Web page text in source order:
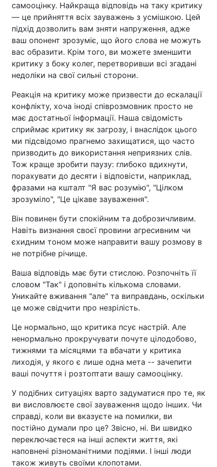
самооцінку. Найкраща відповідь на таку критику
— це прийняття всіх зауважень з усмішкою. Цей
підхід дозволить вам зняти напруження, адже
ваш опонент зрозуміє, що його слова не можуть
вас образити. Крім того, ви можете зменшити
критику з боку колег, перетворивши всі згадані
недоліки на свої сильні сторони.
Реакція на критику може призвести до ескалації
конфлікту, хоча іноді співрозмовник просто не
має достатньої інформації. Наша свідомість
сприймає критику як загрозу, і внаслідок цього
ми підсвідомо прагнемо захищатися, що часто
призводить до використання неприязних слів.
Тож краще зробити паузу: глибоко вдихнути,
порахувати до десяти і відповісти, наприклад,
фразами на кшталт "Я вас розумію", "Цілком
зрозуміло", "Це цікаве зауваження".
Він повинен бути спокійним та доброзичливим.
Навіть визнання своєї провини агресивним чи
єхидним тоном може направити вашу розмову в
не потрібне річище.
Ваша відповідь має бути стислою. Розпочніть її
словом "Так" і доповніть кількома словами.
Уникайте вживання "але" та виправдань, оскільки
це може свідчити про незрілість.
Це нормально, що критика псує настрій. Але
ненормально прокручувати почуте цілодобово,
тижнями та місяцями та вбачати у критика
лиходія, у якого є лише одна мета -- зачепити
ваші почуття і розтоптати вашу самооцінку.
У подібних ситуаціях варто задуматися про те, як
ви висловлюєте свої зауваження щодо інших. Чи
справді, коли ви вказуєте на помилки, ви
постійно думали про це? Звісно, ні. Ви швидко
переключаєтеся на інші аспекти життя, які
наповнені різноманітними подіями. І інші люди
також живуть своїми клопотами.